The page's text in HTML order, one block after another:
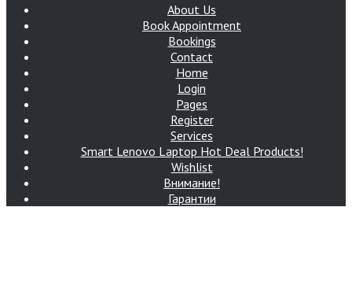
About Us
Book Appointment
Bookings
Contact
Home
Login
Pages
Register
Services
Smart Lenovo Laptop Hot Deal Products!
Wishlist
Внимание!
Гарантии